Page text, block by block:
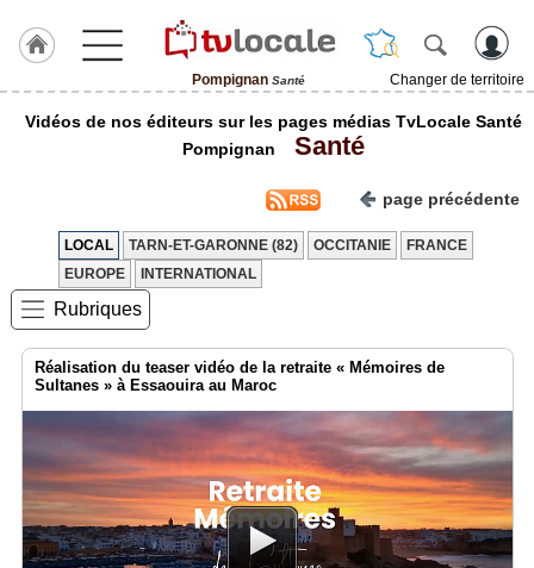
Pompignan Santé
Changer de territoire
J'adhère
TvLocale
France
Accueil
RUBRIQUES
Gazette
Vidéos
Vidéos de nos éditeurs sur les pages médias TvLocale Santé
Pompignan
Santé
page précédente
LOCAL TARN-ET-GARONNE (82) OCCITANIE
FRANCE
EUROPE
INTERNATIONAL
Rubriques
Réalisation du teaser vidéo de la retraite « Mémoires de
Sultanes » à Essaouira au Maroc